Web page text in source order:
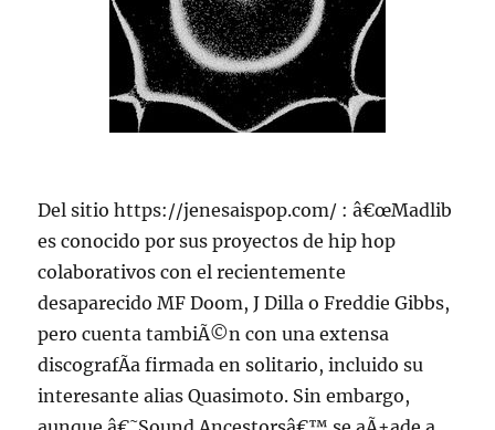
Del sitio https://jenesaispop.com/ : â€œMadlib
es conocido por sus proyectos de hip hop
colaborativos con el recientemente
desaparecido MF Doom, J Dilla o Freddie Gibbs,
pero cuenta tambiÃ©n con una extensa
discografÃ­a firmada en solitario, incluido su
interesante alias Quasimoto. Sin embargo,